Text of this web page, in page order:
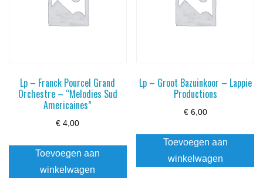
Lp – Franck Pourcel Grand
Orchestre – “Melodies Sud
Americaines”
€ 4,00
Toevoegen aan
winkelwagen
Lp – Groot Bazuinkoor – Lappie
Productions
€6,00
Toevoegen aan
winkelwagen